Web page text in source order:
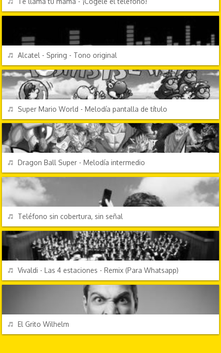
REPRODUCIR
Alcatel - Spring - Tono original
REPRODUCIR
Super Mario World - Melodía pantalla de título
REPRODUCIR
Dragon Ball Super - Melodía intermedio
REPRODUCIR
Teléfono sin cobertura, sin señal
REPRODUCIR
Vivaldi - Las 4 estaciones - Remix (Para Whatsapp)
EFECTOS DE SONIDO
REPRODUCIR
El Grito Wilhelm